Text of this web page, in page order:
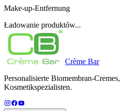
Make-up-Entfernung
Ładowanie produktów...
Crème Bar
Personalisierte Biomembran-
Kosmetikspezialisten.